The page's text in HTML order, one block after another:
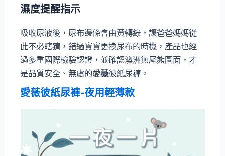
濕度提醒指示
吸收尿液後，尿布邊條會由黃轉綠，讓爸爸媽媽從
此不必瞎猜，錯過寶寶更換尿布的時機，產品也經
過多重國際檢驗認證，並確認澳洲無尾熊圖面，才
是品質安全、無慮的愛薇彼紙尿褲。
愛薇彼紙尿褲-夜用輕薄款